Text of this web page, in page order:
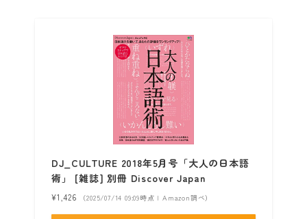
DJ_CULTURE 2018年5月号「大人の日本語
術」 [雑誌] 別冊 Discover Japan
¥1,426 （2025/07/14 09:09時点 | Amazon調べ）